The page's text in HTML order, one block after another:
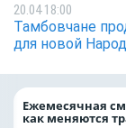
20.04 18:00
Тамбовчане
для новой
Ежемесячная
как меняются